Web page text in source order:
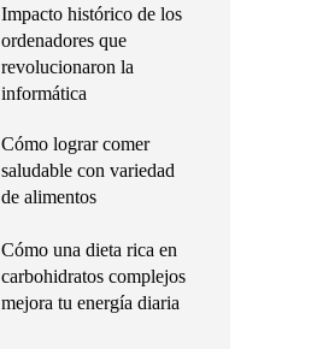
Impacto histórico de los
ordenadores que
revolucionaron la
informática
Cómo lograr comer
saludable con variedad
de alimentos
Cómo una dieta rica en
carbohidratos complejos
mejora tu energía diaria